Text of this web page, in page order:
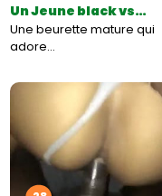
Un Jeune black vs…
Une beurette mature qui
adore…